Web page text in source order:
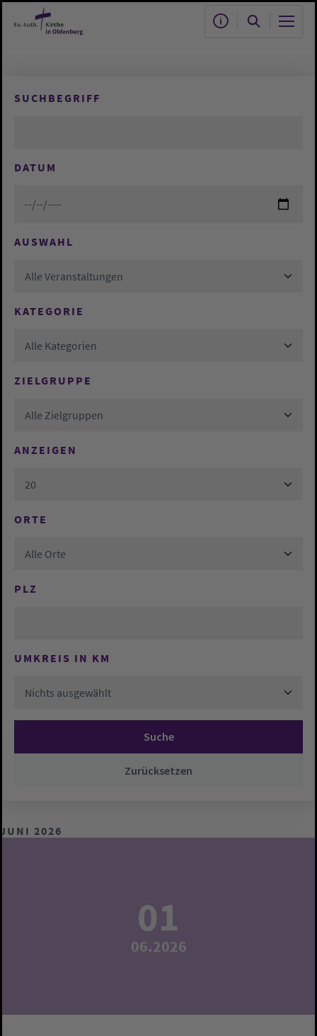
Zum Hauptinhalt springen
SUCHBEGRIFF
DATUM
AUSWAHL
Alle Veranstaltungen
KATEGORIE
Alle Kategorien
ZIELGRUPPE
Alle Zielgruppen
ANZEIGEN
20
ORTE
Alle Orte
PLZ
UMKREIS IN KM
Nichts ausgewählt
Suche
Zurücksetzen
JUNI 2026
01
06.2026